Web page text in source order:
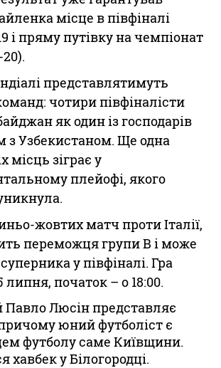
місце в півфіналі
і пряму путівку на чемпіонат
представлятимуть
чотири півфіналісти
як один із господарів
з Узбекистаном. Ще одна
місць зіграє у
плейофі, якого
жовтих матч проти Італії,
переможця групи B і може
у півфіналі. Гра
липня, початок – о 18:00.
Павло Люсін представляє
юний футболіст є
футболу саме Київщини.
хавбек у Білогородці.